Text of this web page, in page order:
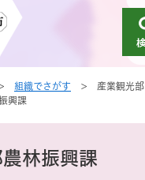
索
組織でさがす > 産業観光部
興課
林振興課